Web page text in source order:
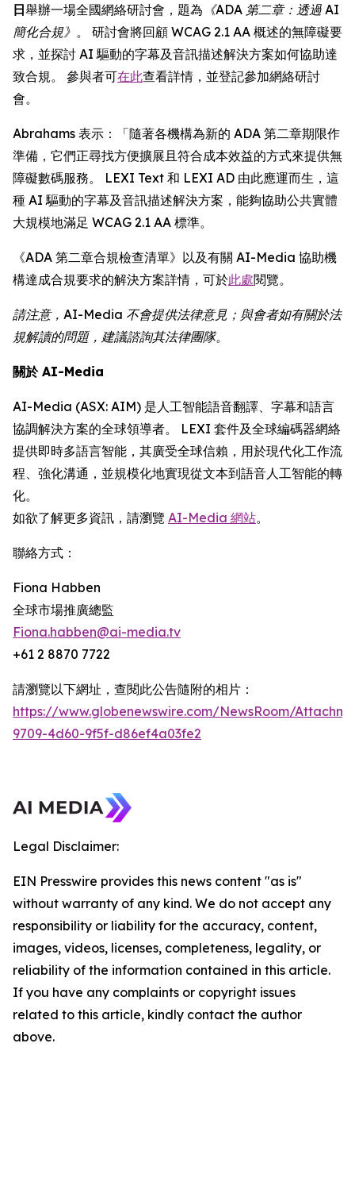
日舉辦一場全國網絡研討會，題為 《ADA 第二章：透過 AI
簡化合規》 。 研討會將回顧 WCAG 2.1 AA 概述的無障礙要
求，並探討 AI 驅動的字幕及音訊描述解決方案如何協助達
致合規。 參與者可在此查看詳情，並登記參加網絡研討
會。
Abrahams 表示：「隨著各機構為新的 ADA 第二章期限作
準備，它們正尋找方便擴展且符合成本效益的方式來提供無
障礙數碼服務。 LEXI Text 和 LEXI AD 由此應運而生，這
種 AI 驅動的字幕及音訊描述解決方案，能夠協助公共實體
大規模地滿足 WCAG 2.1 AA 標準。
《ADA 第二章合規檢查清單》以及有關 AI-Media 協助機
構達成合規要求的解決方案詳情，可於此處閱覽。
請注意，AI-Media 不會提供法律意見；與會者如有關於法
規解讀的問題，建議諮詢其法律團隊。
關於 AI-Media
AI-Media (ASX: AIM) 是人工智能語音翻譯、字幕和語言
協調解決方案的全球領導者。 LEXI 套件及全球編碼器網絡
提供即時多語言智能，其廣受全球信賴，用於現代化工作流
程、強化溝通，並規模化地實現從文本到語音人工智能的轉
化。
如欲了解更多資訊，請瀏覽 AI-Media 網站。
聯絡方式：
Fiona Habben
全球市場推廣總監
Fiona.habben@ai-media.tv
+61 2 8870 7722
請瀏覽以下網址，查閱此公告隨附的相片：
https://www.globenewswire.com/NewsRoom/
9709-4d60-9f5f-d86ef4a03fe2
Legal Disclaimer:
EIN Presswire provides this news content "as is"
without warranty of any kind. We do not accept any
responsibility or liability for the accuracy, content,
images, videos, licenses, completeness, legality, or
reliability of the information contained in this article.
If you have any complaints or copyright issues
related to this article, kindly contact the author
above.